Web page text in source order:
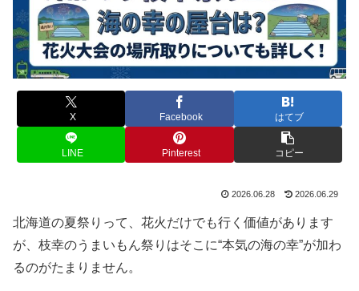
X Facebook はてブ
LINE Pinterest コピー
2026.06.28 2026.06.29
北海道の夏祭りって、花火だけでも行く価値があります
が、枝幸のうまいもん祭りはそこに“本気の海の幸”が加わ
るのがたまりません。